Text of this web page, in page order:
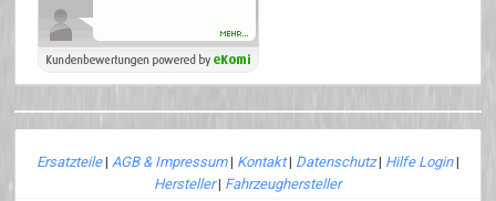
Ersatzteile| AGB & Impressum| Kontakt| Datenschutz| Hilfe Login|
Hersteller| Fahrzeughersteller